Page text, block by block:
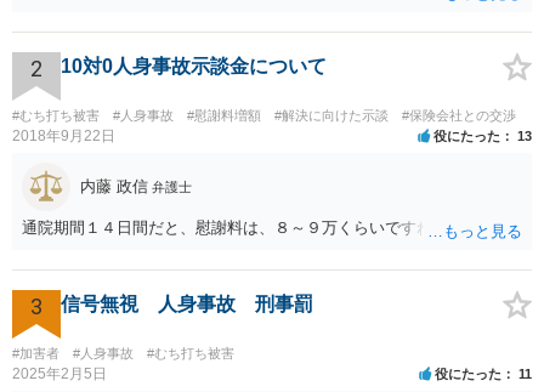
2 10対0人身事故示談金について
#むち打ち被害 #人身事故 #慰謝料増額 #解決に向けた示談 #保険会社との交渉
2018年9月22日 役にたった 13
内藤 政信 弁護士
通院期間１４日間だと、慰謝料は、８～９万くらいですね。
3 信号無視 人身事故 刑事罰
#加害者 #人身事故 #むち打ち被害
2025年2月5日 役にたった 11